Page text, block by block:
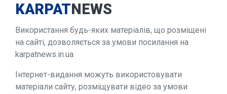
KARPATNEWS
Використання будь-яких матеріалів, що розміщені
на сайті, дозволяється за умови посилання на
karpatnews.in.ua
Інтернет-видання можуть використовувати
матеріали сайту, розміщувати відео за умови